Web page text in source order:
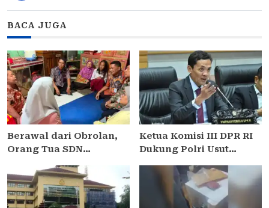
BACA JUGA
Berawal dari Obrolan,
Orang Tua SDN
Bantuan Sosial untuk
Siswa yang
Membutuhkan
Ketua Komisi III DPR RI
Dukung Polri Usut
Pasokan Batu Bara PLTU